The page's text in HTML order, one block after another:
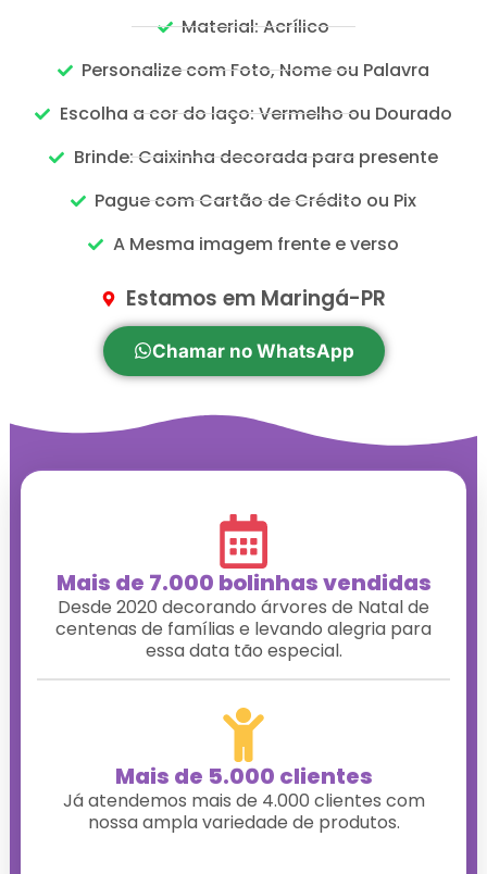
Material: Acrílico
Personalize com Foto, Nome ou Palavra
Escolha a cor do laço: Vermelho ou Dourado
Brinde: Caixinha decorada para presente
Pague com Cartão de Crédito ou Pix
A Mesma imagem frente e verso
Estamos em Maringá-PR
Chamar no WhatsApp
Mais de 7.000 bolinhas vendidas
Desde 2020 decorando árvores de Natal de
centenas de famílias e levando alegria para
essa data tão especial.
Mais de 5.000 clientes
Já atendemos mais de 4.000 clientes com
nossa ampla variedade de produtos.